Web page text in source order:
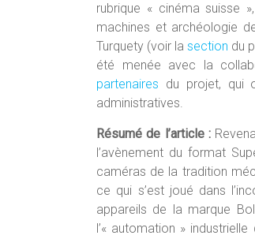
rubrique « cinéma suisse
machines et archéologie
Turquety (voir la section du
été menée avec la
partenaires du projet, qui
administratives.
Résumé de l’article :
l’avènement du format
caméras de la tradition
ce qui s’est joué dans
appareils de la marque
l’« automation »